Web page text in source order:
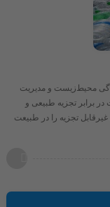
محیط‌زیست و مدیریت
در برابر تجزیه طبیعی و
تجزیه را در طبیعت